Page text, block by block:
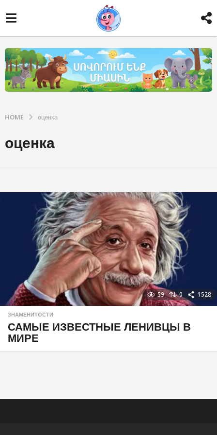
HOME оценка
оценка
59 0 1528
ЗНАМЕНИТОСТИ
САМЫЕ ИЗВЕСТНЫЕ ЛЕНИВЦЫ В
МИРЕ